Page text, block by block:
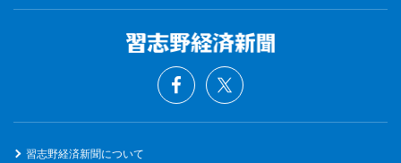
習志野経済新聞について